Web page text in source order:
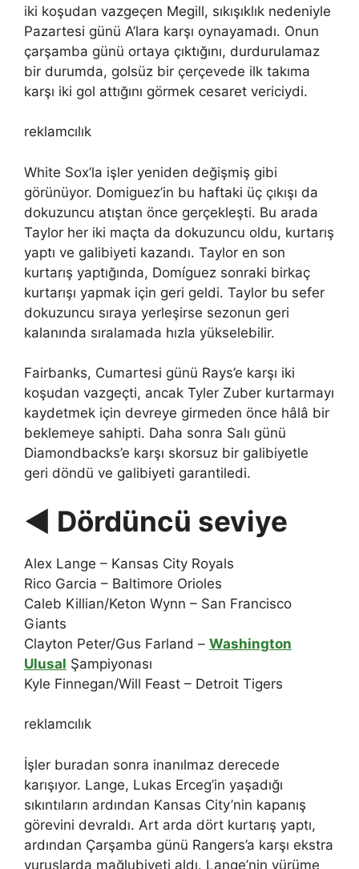
iki koşudan vazgeçen Megill, sıkışıklık nedeniyle
Pazartesi günü A’lara karşı oynayamadı. Onun
çarşamba günü ortaya çıktığını, durdurulamaz
bir durumda, golsüz bir çerçevede ilk takıma
karşı iki gol attığını görmek cesaret vericiydi.
reklamcılık
White Sox’la işler yeniden değişmiş gibi
görünüyor. Domiguez’in bu haftaki üç çıkışı da
dokuzuncu atıştan önce gerçekleşti. Bu arada
Taylor her iki maçta da dokuzuncu oldu, kurtarış
yaptı ve galibiyeti kazandı. Taylor en son
kurtarış yaptığında, Domíguez sonraki birkaç
kurtarışı yapmak için geri geldi. Taylor bu sefer
dokuzuncu sıraya yerleşirse sezonun geri
kalanında sıralamada hızla yükselebilir.
Fairbanks, Cumartesi günü Rays’e karşı iki
koşudan vazgeçti, ancak Tyler Zuber kurtarmayı
kaydetmek için devreye girmeden önce hâlâ bir
beklemeye sahipti. Daha sonra Salı günü
Diamondbacks’e karşı skorsuz bir galibiyetle
geri döndü ve galibiyeti garantiledi.
◀ Dördüncü seviye
Alex Lange – Kansas City Royals
Rico Garcia – Baltimore Orioles
Caleb Killian/Keton Wynn – San Francisco
Giants
Clayton Peter/Gus Farland – Washington
Ulusal Şampiyonası
Kyle Finnegan/Will Feast – Detroit Tigers
reklamcılık
İşler buradan sonra inanılmaz derecede
karışıyor. Lange, Lukas Erceg’in yaşadığı
sıkıntıların ardından Kansas City’nin kapanış
görevini devraldı. Art arda dört kurtarış yaptı,
ardından Çarşamba günü Rangers’a karşı ekstra
vuruşlarda mağlubiyeti aldı. Lange’nin yürüme